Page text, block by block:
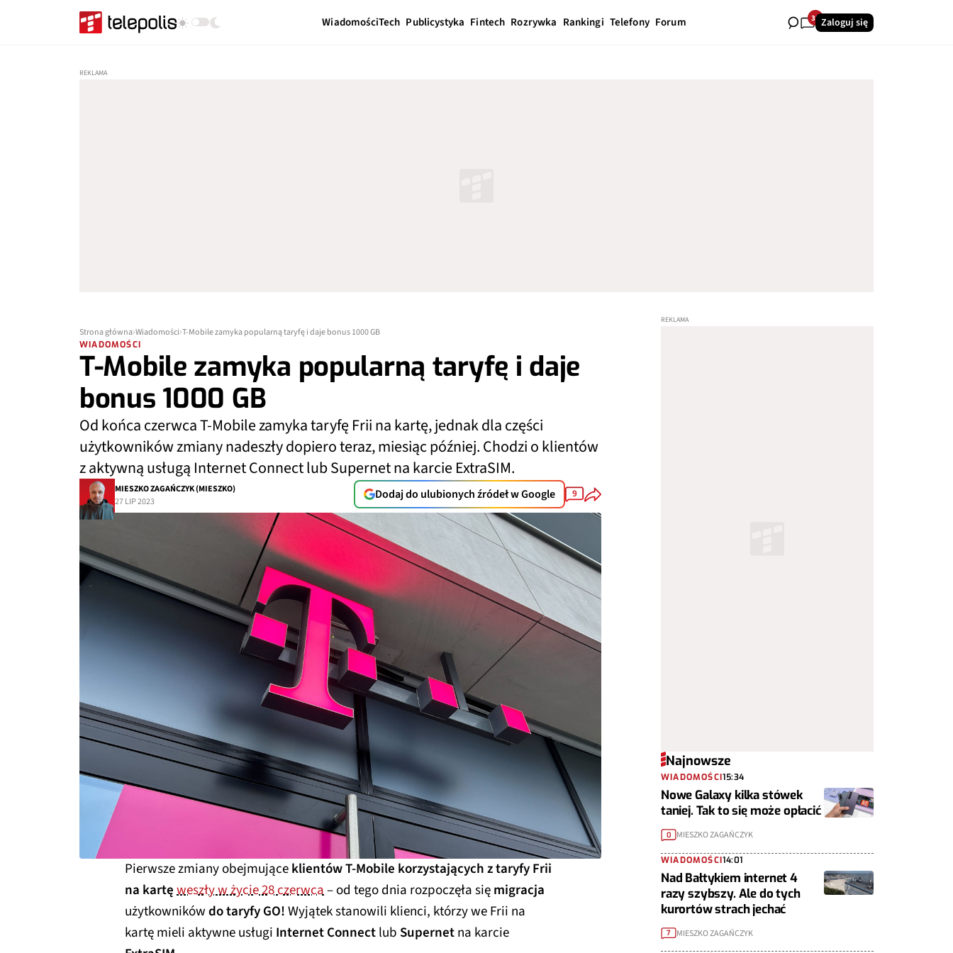
WiadomościTech Publicystyka Fintech Rozrywka Rankingi Telefony Forum 33Zaloguj się
Strona główna Wiadomości T-Mobile zamyka popularną taryfę i daje bonus 1000 GB
WIADOMOŚCI
T-Mobile zamyka popularną taryfę i daje
bonus 1000 GB
Od końca czerwca T-Mobile zamyka taryfę Frii na kartę, jednak dla części
użytkowników zmiany nadeszły dopiero teraz, miesiąc później. Chodzi o klientów
z aktywną usługą Internet Connect lub Supernet na karcie ExtraSIM.
MIESZKO ZAGAŃCZYK (MIESZKO)
27 LIP 2023
Dodaj do ulubionych źródeł w Google 9
Pierwsze zmiany obejmująceklientów T-Mobile korzystających z taryfy Frii
na kartęweszły w życie 28 czerwca– od tego dnia rozpoczęła sięmigracja
użytkownikówdo taryfy GO!Wyjątek stanowili klienci, którzy we Frii na
kartę mieli aktywne usługi Internet Connectlub Supernetna karcie
Najnowsze
WIADOMOŚCI15:34
Nowe Galaxy kilka stówek
taniej. Tak to się może opłacić
0 MIESZKO ZAGAŃCZYK
WIADOMOŚCI14:01
Nad Bałtykiem internet 4
razy szybszy. Ale do tych
kurortów strach jechać
7 MIESZKO ZAGAŃCZYK